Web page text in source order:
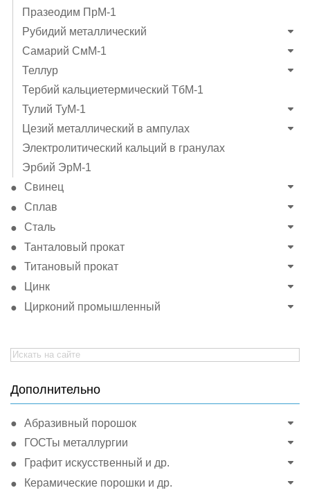
Празеодим ПрМ-1
Рубидий металлический
Самарий СмМ-1
Теллур
Тербий кальциетермический ТбМ-1
Тулий ТуМ-1
Цезий металлический в ампулах
Электролитический кальций в гранулах
Эрбий ЭрМ-1
Свинец
Сплав
Сталь
Танталовый прокат
Титановый прокат
Цинк
Цирконий промышленный
Search
for:
Дополнительно
Абразивный порошок
ГОСТы металлургии
Графит искусственный и др.
Керамические порошки и др.